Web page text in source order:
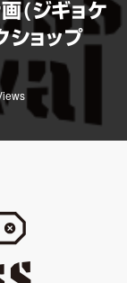
(ジギョケ
ョップ